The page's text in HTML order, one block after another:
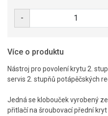
-
Více o produktu
Nástroj pro povolení krytu 2.
servis 2. stupňů potápěčských
Jedná se klobouček vyrobený
přitlačí na šroubovací přední